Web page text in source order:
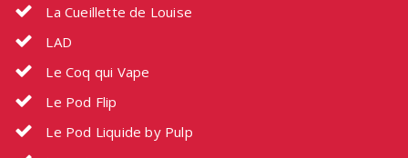
La Cueillette de Louise
LAD
Le Coq qui Vape
Le Pod Flip
Le Pod Liquide by Pulp